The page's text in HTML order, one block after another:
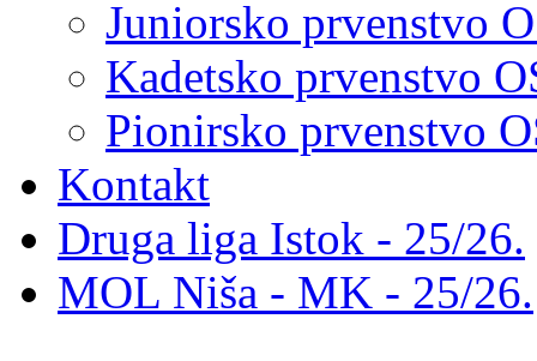
Juniorsko prvenstvo
Kadetsko prvenstvo
Pionirsko prvenstvo
Kontakt
Druga liga Istok - 25/26.
MOL Niša - MK - 25/26.